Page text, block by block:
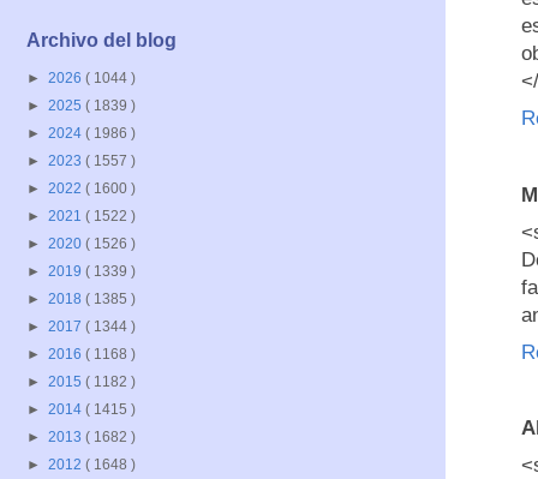
Archivo del blog
► 2026 ( 1044 )
► 2025 ( 1839 )
► 2024 ( 1986 )
► 2023 ( 1557 )
► 2022 ( 1600 )
► 2021 ( 1522 )
► 2020 ( 1526 )
► 2019 ( 1339 )
► 2018 ( 1385 )
► 2017 ( 1344 )
► 2016 ( 1168 )
► 2015 ( 1182 )
► 2014 ( 1415 )
► 2013 ( 1682 )
► 2012 ( 1648 )